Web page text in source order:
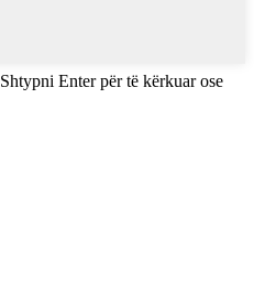
Shtypni Enter për të kërkuar ose